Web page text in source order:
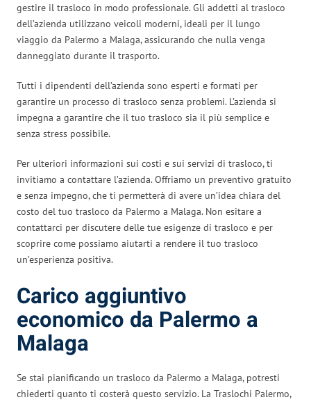
gestire il trasloco in modo professionale. Gli addetti al trasloco
dell’azienda utilizzano veicoli moderni, ideali per il lungo
viaggio da Palermo a Malaga, assicurando che nulla venga
danneggiato durante il trasporto.
Tutti i dipendenti dell’azienda sono esperti e formati per
garantire un processo di trasloco senza problemi. L’azienda si
impegna a garantire che il tuo trasloco sia il più semplice e
senza stress possibile.
Per ulteriori informazioni sui costi e sui servizi di trasloco, ti
invitiamo a contattare l’azienda. Offriamo un preventivo gratuito
e senza impegno, che ti permetterà di avere un’idea chiara del
costo del tuo trasloco da Palermo a Malaga. Non esitare a
contattarci per discutere delle tue esigenze di trasloco e per
scoprire come possiamo aiutarti a rendere il tuo trasloco
un’esperienza positiva.
Carico aggiuntivo
economico da Palermo a
Malaga
Se stai pianificando un trasloco da Palermo a Malaga, potresti
chiederti quanto ti costerà questo servizio. La Traslochi Palermo,